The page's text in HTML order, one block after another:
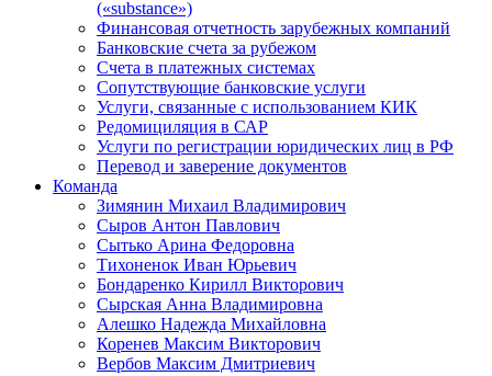
(«substance»)
Финансовая отчетность зарубежных компаний
Банковские счета за рубежом
Счета в платежных системах
Сопутствующие банковские услуги
Услуги, связанные с использованием КИК
Редомициляция в САР
Услуги по регистрации юридических лиц в РФ
Перевод и заверение документов
Команда
Зимянин Михаил Владимирович
Сыров Антон Павлович
Сытько Арина Федоровна
Тихоненок Иван Юрьевич
Бондаренко Кирилл Викторович
Сырская Анна Владимировна
Алешко Надежда Михайловна
Коренев Максим Викторович
Вербов Максим Дмитриевич